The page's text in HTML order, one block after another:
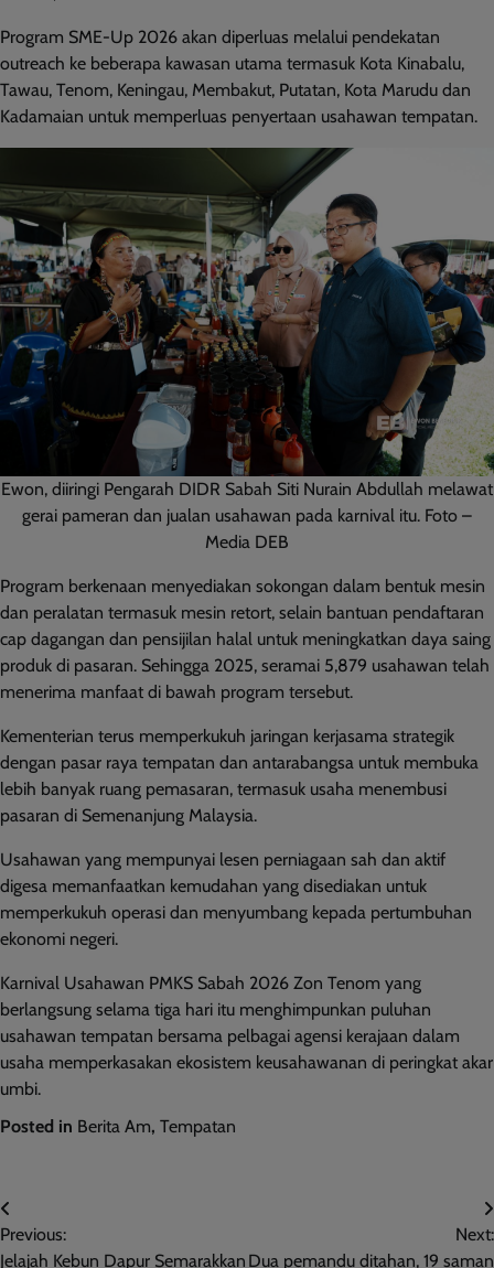
Program SME-Up 2026 akan diperluas melalui pendekatan
outreach ke beberapa kawasan utama termasuk Kota Kinabalu,
Tawau, Tenom, Keningau, Membakut, Putatan, Kota Marudu dan
Kadamaian untuk memperluas penyertaan usahawan tempatan.
Ewon, diiringi Pengarah DIDR Sabah Siti Nurain Abdullah melawat
gerai pameran dan jualan usahawan pada karnival itu. Foto –
Media DEB
Program berkenaan menyediakan sokongan dalam bentuk mesin
dan peralatan termasuk mesin retort, selain bantuan pendaftaran
cap dagangan dan pensijilan halal untuk meningkatkan daya saing
produk di pasaran. Sehingga 2025, seramai 5,879 usahawan telah
menerima manfaat di bawah program tersebut.
Kementerian terus memperkukuh jaringan kerjasama strategik
dengan pasar raya tempatan dan antarabangsa untuk membuka
lebih banyak ruang pemasaran, termasuk usaha menembusi
pasaran di Semenanjung Malaysia.
Usahawan yang mempunyai lesen perniagaan sah dan aktif
digesa memanfaatkan kemudahan yang disediakan untuk
memperkukuh operasi dan menyumbang kepada pertumbuhan
ekonomi negeri.
Karnival Usahawan PMKS Sabah 2026 Zon Tenom yang
berlangsung selama tiga hari itu menghimpunkan puluhan
usahawan tempatan bersama pelbagai agensi kerajaan dalam
usaha memperkasakan ekosistem keusahawanan di peringkat akar
umbi.
Posted in Berita Am, Tempatan
Post
navigation
Previous:
Jelajah Kebun Dapur Semarakkan
Next:
Dua pemandu ditahan, 19 saman